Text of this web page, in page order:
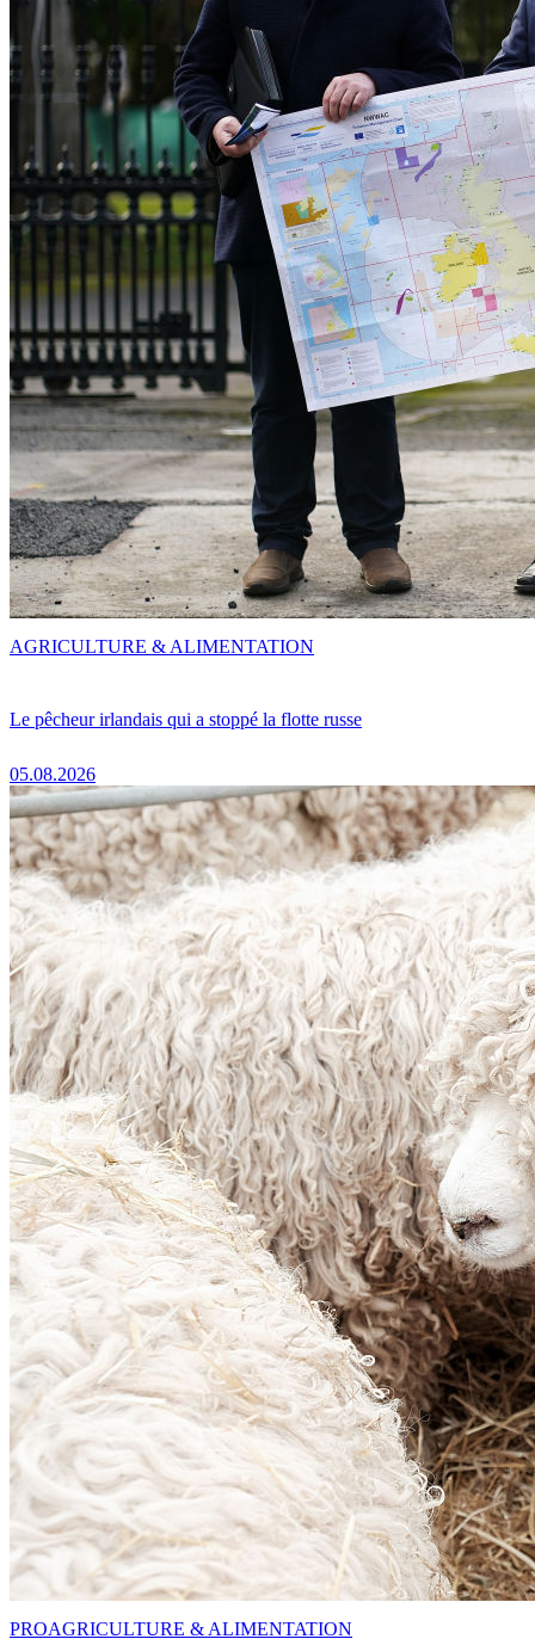
Le pêcheur irlandais qui a stoppé la flotte russe
05.08.2026
AGRICULTURE & ALIMENTATION
PROAGRICULTURE & ALIMENTATION